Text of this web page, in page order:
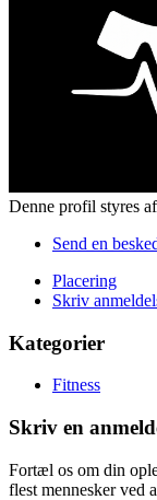
Denne profil styres
Send en
Placering
Skriv
Kategorier
Fitness
Skriv en
Fortæl os om din
flest mennesker ved